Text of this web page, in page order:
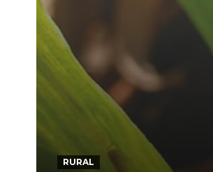
Distinguieron a
Villada: evalúan
RURAL